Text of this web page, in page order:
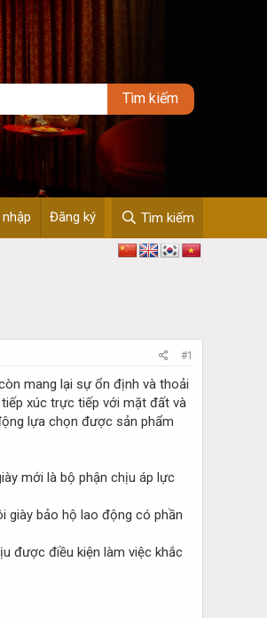
Đăng ký Tìm kiếm
#1
mang lại sự ổn định và thoải
xúc trực tiếp với mặt đất và
lựa chọn được sản phẩm
mới là bộ phận chịu áp lực
giày bảo hộ lao động có phần
được điều kiện làm việc khắc